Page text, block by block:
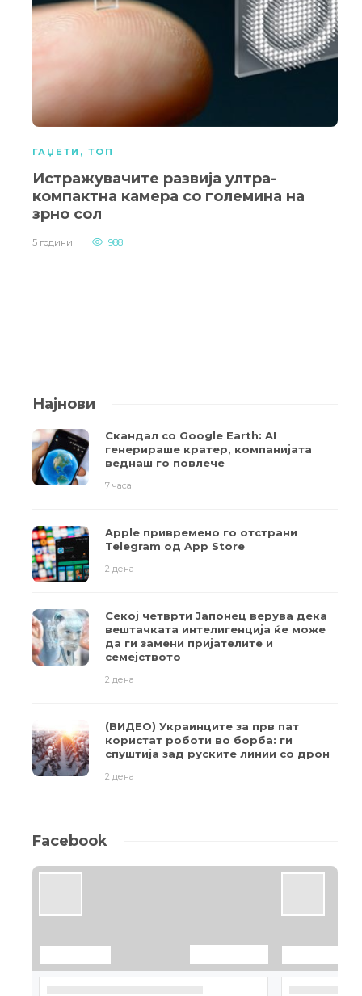
ГАЏЕТИ , ТОП
Истражувачите развија ултра-
компактна камера со големина на
зрно сол
5 години 988
Најнови
Скандал со Google Earth: AI
генерираше кратер, компанијата
веднаш го повлече
7 часа
Apple привремено го отстрани
Telegram од App Store
2 дена
Секој четврти Јапонец верува дека
вештачката интелигенција ќе може
да ги замени пријателите и
семејството
2 дена
(ВИДЕО) Украинците за прв пат
користат роботи во борба: ги
спуштија зад руските линии со дрон
2 дена
Facebook